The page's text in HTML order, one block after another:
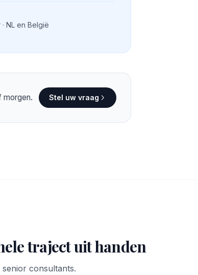
NL en België
morgen. Stel uw vraag
traject uit handen
consultants.